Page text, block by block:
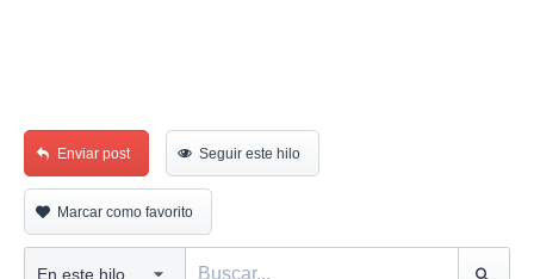
Enviar post Seguir este hilo
Marcar como favorito